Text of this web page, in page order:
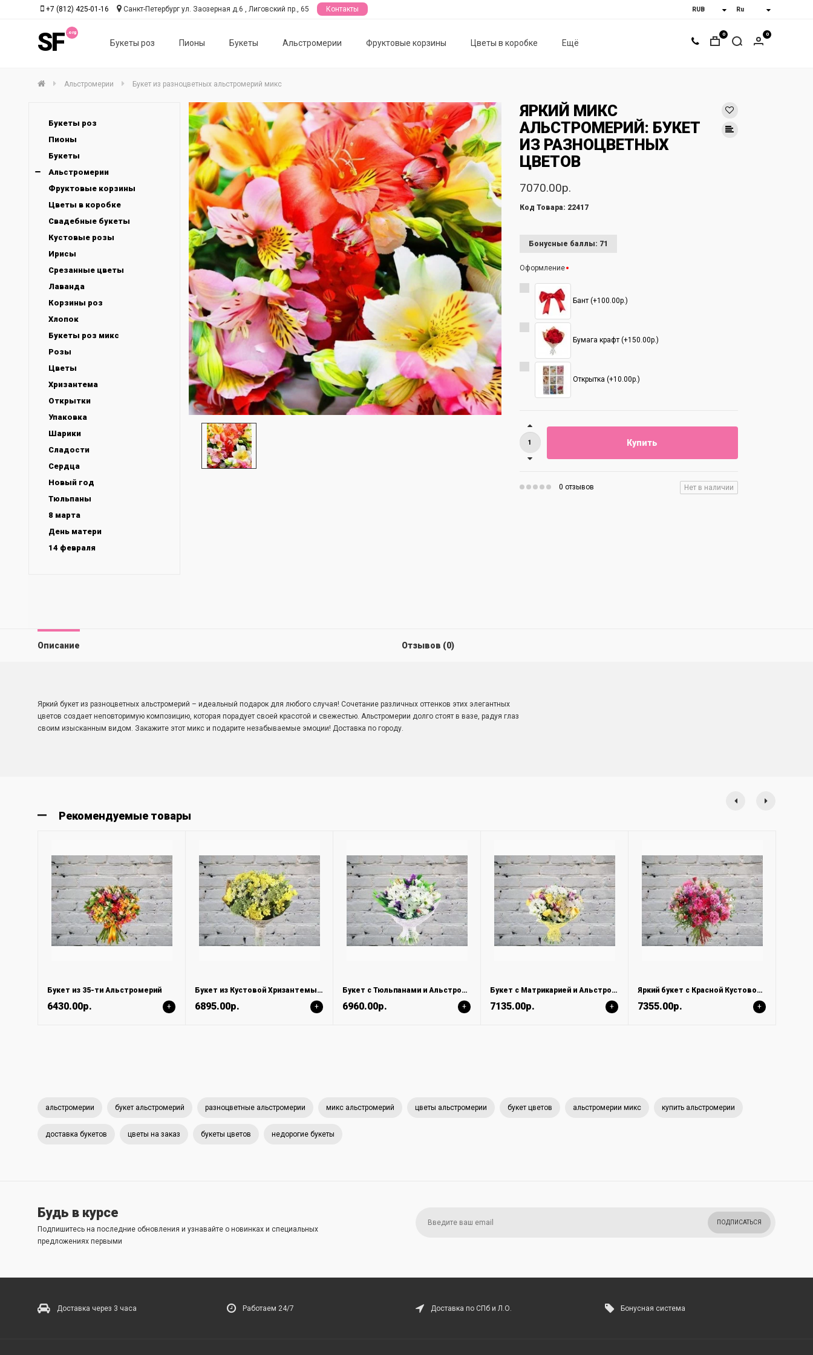
SF Букеты роз Пионы Букеты Альстромерии Фруктовые корзины Цветы в коробке Ещё
+7 (812) 425-01-16 Санкт-Петербург ул. Заозерная д.6 , Лиговский пр., 65 Контакты
0 0
Альстромерии Букет из разноцветных альстромерий микс
Букеты роз
Пионы
Букеты
Альстромерии
Фруктовые корзины
Цветы в коробке
Свадебные букеты
Кустовые розы
Ирисы
Срезанные цветы
Лаванда
Корзины роз
Хлопок
Букеты роз микс
Розы
Цветы
Хризантема
Открытки
Упаковка
Шарики
Сладости
Сердца
Новый год
Тюльпаны
8 марта
День матери
14 февраля
ЯРКИЙ МИКС
АЛЬСТРОМЕРИЙ: БУКЕТ
ИЗ РАЗНОЦВЕТНЫХ
ЦВЕТОВ
7070.00р.
Код Товара: 22417
Бонусные баллы: 71
Оформление
Бант (+100.00р.)
Бумага крафт (+150.00р.)
Открытка (+10.00р.)
Купить
0 отзывов Нет в наличии
Описание Отзывов (0)
Яркий букет из разноцветных альстромерий – идеальный подарок для любого случая! Сочетание различных оттенков этих элегантных
цветов создает неповторимую композицию, которая порадует своей красотой и свежестью. Альстромерии долго стоят в вазе, радуя глаз
своим изысканным видом. Закажите этот микс и подарите незабываемые эмоции! Доставка по городу.
Рекомендуемые товары
Букет из 35-ти Альстромерий
6430.00р. +
Букет из Кустовой Хризантемы и Альстромерии
6895.00р. +
Букет с Тюльпанами и Альстромерией
6960.00р. +
Букет с Матрикарией и Альстромерией
7135.00р. +
Яркий букет с Красной Кустовой розой и Лизиантусами (Эустомой)
7355.00р. +
альстромерии букет альстромерий разноцветные альстромерии микс альстромерий цветы альстромерии букет цветов альстромерии микс купить альстромерии
доставка букетов цветы на заказ букеты цветов недорогие букеты
Будь в курсе
Подпишитесь на последние обновления и узнавайте о новинках и специальных
предложениях первыми
ПОДПИСАТЬСЯ
Доставка через 3 часа Работаем 24/7 Доставка по СПб и Л.О. Бонусная система